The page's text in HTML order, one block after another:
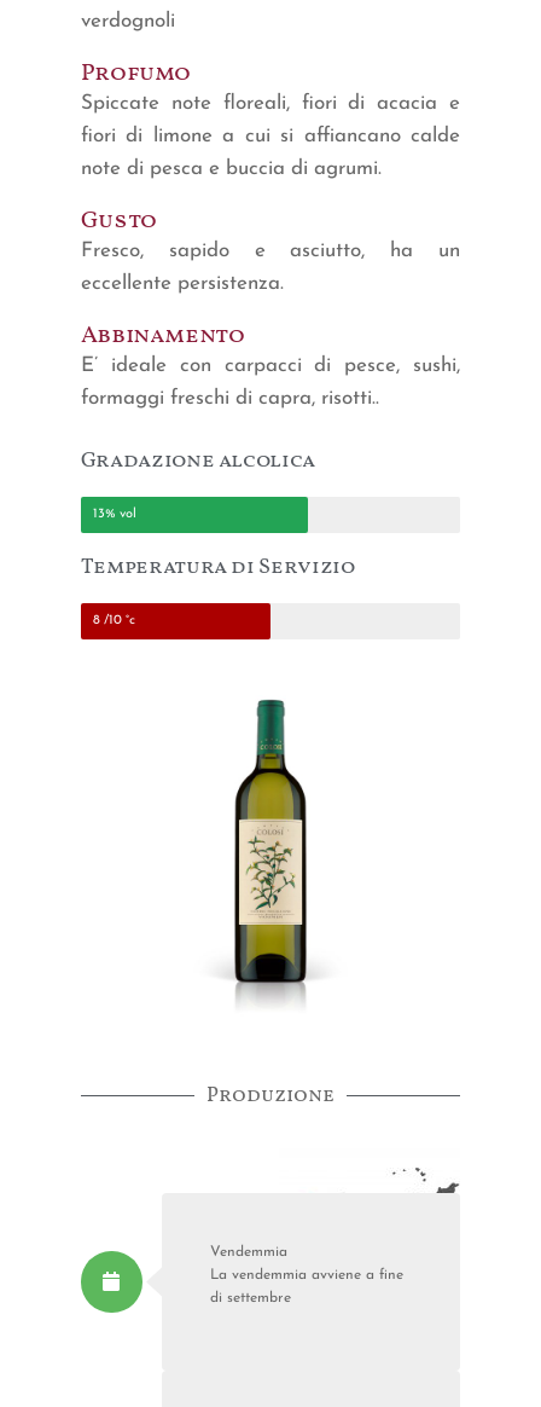
verdognoli
Profumo
Spiccate note floreali, fiori di acacia e
fiori di limone a cui si affiancano calde
note di pesca e buccia di agrumi.
Gusto
Fresco, sapido e asciutto, ha un
eccellente persistenza.
Abbinamento
E’ ideale con carpacci di pesce, sushi,
formaggi freschi di capra, risotti..
Gradazione alcolica
13% vol
Temperatura di Servizio
8 /10 °c
Produzione
Vendemmia
La vendemmia avviene a fine
di settembre